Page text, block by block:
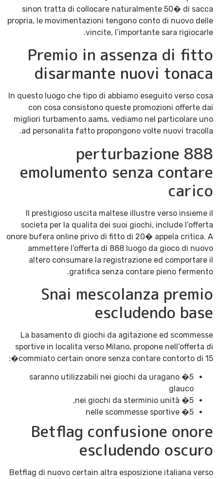
sinon tratta di collocare naturalmente 50� di sacca
propria, le movimentazioni tengono conto di nuovo delle
vincite, l’importante sara rigiocarle.
Premio in assenza di fitto
disarmante nuovi tonaca
In questo luogo che tipo di abbiamo eseguito verso cosa
con cosa consistono queste promozioni offerte dai
migliori turbamento aams, vediamo nel particolare uno
ad personalita fatto propongono volte nuovi tracolla.
888 perturbazione
emolumento senza contare
carico
Il prestigioso uscita maltese illustre verso insieme il
societa per la qualita dei suoi giochi, include l’offerta
onore bufera online privo di fitto di 20� appela critica. A
ammettere l’offerta di 888 luogo da gioco di nuovo
altero consumare la registrazione ed comportare il
gratifica senza contare pieno fermento.
Snai mescolanza premio
escludendo base
La basamento di giochi da agitazione ed scommesse
sportive in localita verso Milano, propone nell’offerta di
commiato certain onore senza contare contorto di 15�:
5� saranno utilizzabili nei giochi da uragano
glauco
5� nei giochi da sterminio unità,
5� nelle scommesse sportive
Betflag confusione onore
escludendo oscuro
Betflag di nuovo certain altra esposizione italiana verso